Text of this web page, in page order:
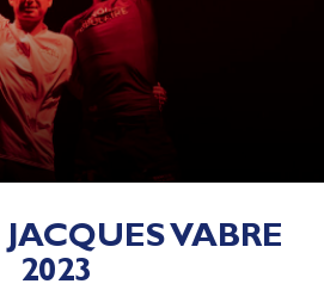
VABRE
2023